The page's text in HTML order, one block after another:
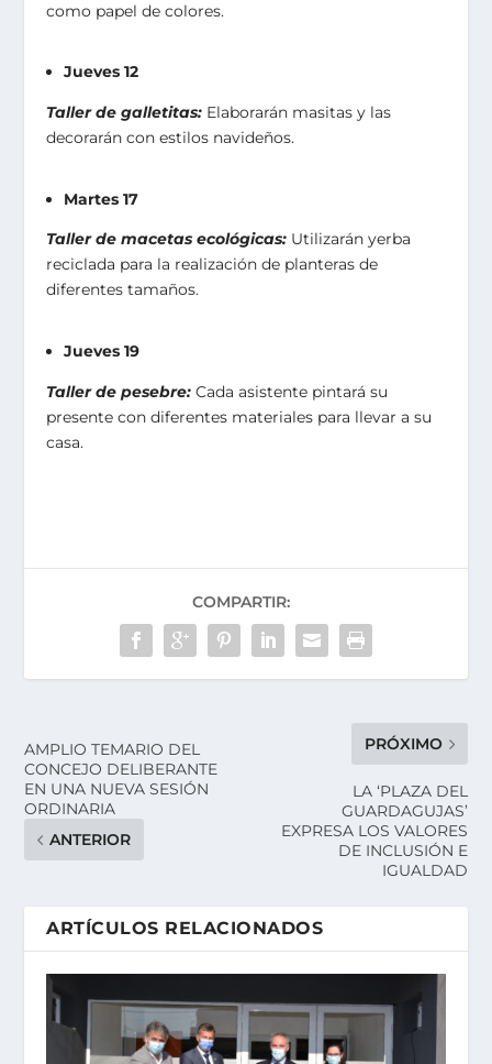
como papel de colores.
Jueves 12
Taller de galletitas: Elaborarán masitas y las
decorarán con estilos navideños.
Martes 17
Taller de macetas ecológicas: Utilizarán yerba
reciclada para la realización de planteras de
diferentes tamaños.
Jueves 19
Taller de pesebre:Cada asistente pintará su
presente con diferentes materiales para llevar a su
casa.
COMPARTIR:
AMPLIO TEMARIO DEL
CONCEJO DELIBERANTE
EN UNA NUEVA SESIÓN
ORDINARIA
ANTERIOR
PRÓXIMO
LA ‘PLAZA DEL
GUARDAGUJAS’
EXPRESA LOS VALORES
DE INCLUSIÓN E
IGUALDAD
ARTÍCULOS RELACIONADOS